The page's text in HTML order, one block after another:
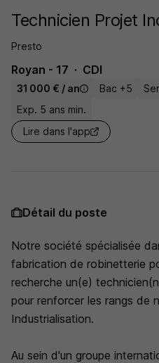
Technicien Projet
Presto
Royan - 17 CDI
31 000 € / an Bac +5
Exp. 5 ans min.
Lire dans l'app
Détail du poste
Notre société spécialisée
fabrication de robinetterie
recherche un(e)
pour renforcer les rangs de
Industrialisation.
Au sein d'un groupe